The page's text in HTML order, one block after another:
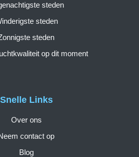
Snelle Links
Over ons
contact op
Blog
steden
steden
steden
op dit moment